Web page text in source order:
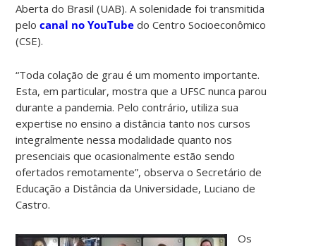
Aberta do Brasil (UAB). A solenidade foi transmitida
pelocanal no YouTube do Centro Socioeconômico
(CSE).
“Toda colação de grau é um momento importante.
Esta, em particular, mostra que a UFSC nunca parou
durante a pandemia. Pelo contrário, utiliza sua
expertise no ensino a distância tanto nos cursos
integralmente nessa modalidade quanto nos
presenciais que ocasionalmente estão sendo
ofertados remotamente”, observa o Secretário de
Educação a Distância da Universidade, Luciano de
Castro.
Os